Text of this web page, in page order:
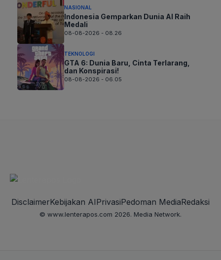
NASIONAL
Indonesia Gemparkan Dunia AI Raih
Medali
08-08-2026 - 08.26
TEKNOLOGI
GTA 6: Dunia Baru, Cinta Terlarang,
dan Konspirasi!
08-08-2026 - 06.05
DisclaimerKebijakan AIPrivasiPedoman MediaRedaksi
© www.lenterapos.com 2026. Media Network.